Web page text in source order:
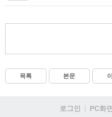
목록 본문
로그인 PC화면